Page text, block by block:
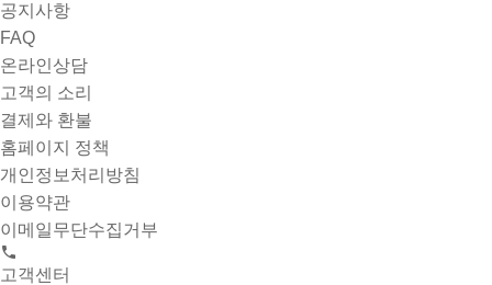
공지사항
FAQ
온라인상담
고객의 소리
결제와 환불
홈페이지 정책
개인정보처리방침
이용약관
이메일무단수집거부
고객센터